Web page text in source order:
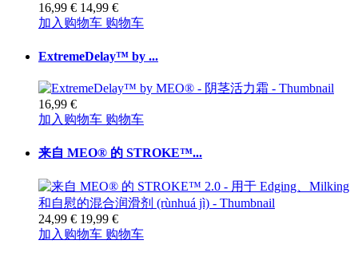
16,99 € 14,99 €
加入购物车 购物车
ExtremeDelay™ by ...
16,99 €
加入购物车 购物车
来自 MEO® 的 STROKE™...
24,99 € 19,99 €
加入购物车 购物车